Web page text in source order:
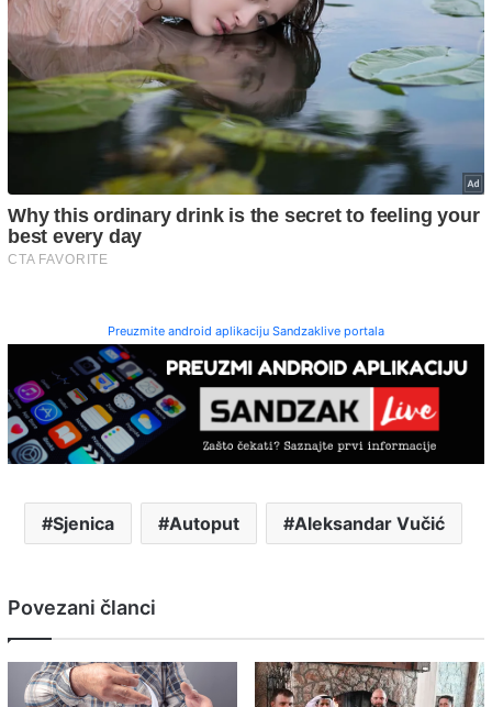
Preuzmite android aplikaciju Sandzaklive portala
Sjenica Autoput Aleksandar Vučić
Povezani članci